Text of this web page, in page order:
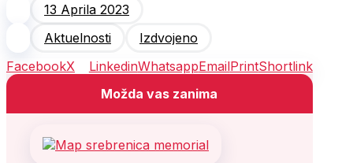
13 Aprila 2023
Aktuelnosti
Izdvojeno
FacebookX LinkedinWhatsappEmailPrintShortlink
Možda vas zanima